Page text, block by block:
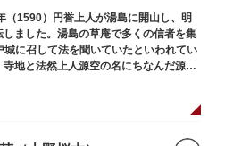
1590）円誉上人が湯島に開山し、明
ました。湯島の草庵で多くの信者を集
に召して法を聞いていたといわれてい
地と法然上人源空の名にちなんだ源空